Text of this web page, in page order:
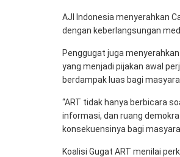
AJI Indonesia menyerahkan
dengan keberlangsungan
Penggugat juga
yang menjadi pijakan awal
berdampak luas bagi
“ART tidak hanya berbicara
informasi, dan ruang
konsekuensinya bagi
Koalisi Gugat ART menilai